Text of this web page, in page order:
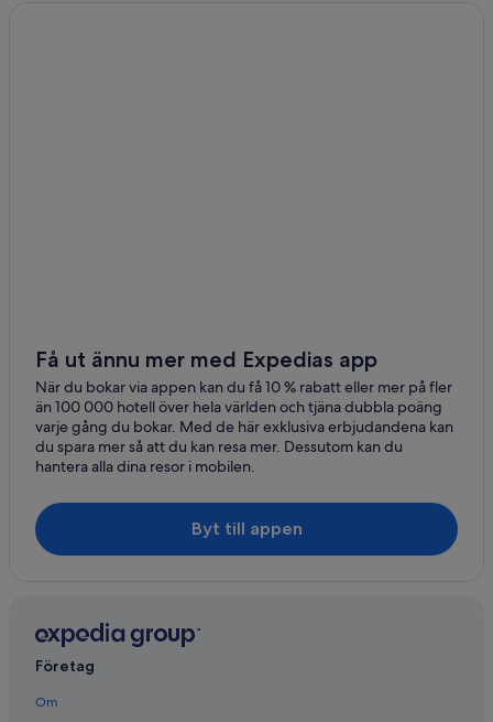
Få ut ännu mer med Expedias app
När du bokar via appen kan du få 10 % rabatt eller mer på fler
än 100 000 hotell över hela världen och tjäna dubbla poäng
varje gång du bokar. Med de här exklusiva erbjudandena kan
du spara mer så att du kan resa mer. Dessutom kan du
hantera alla dina resor i mobilen.
Byt till appen
Företag
Om